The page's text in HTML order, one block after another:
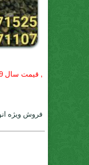
, قيمت سال 99 *پوکه معدنی (پوکه.com) قروه سنندج
فروش ویژه